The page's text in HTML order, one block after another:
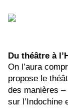
Du théâtre à
On l’aura
propose le
des manières –
sur l’Indochine